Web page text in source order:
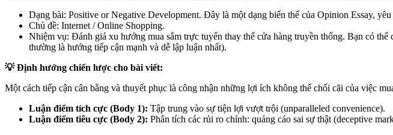
Dạng bài: Positive or Negative Development. Đây là một dạng biến thể của Opinion Essay,
Chủ đề: Internet / Online Shopping.
Nhiệm vụ: Đánh giá xu hướng mua sắm trực tuyến thay thế cửa hàng truyền thống. Bạn có
thường là hướng tiếp cận mạnh và dễ lập luận nhất).
💡 Định hướng chiến lược cho bài viết:
Một cách tiếp cận cân bằng và thuyết phục là công nhận những lợi ích không thể chối cãi của việc
Luận điểm tích cực (Body 1): Tập trung vào sự tiện lợi vượt trội (unparalleled convenience).
Luận điểm tiêu cực (Body 2): Phân tích các rủi ro chính: quảng cáo sai sự thật (deceptive